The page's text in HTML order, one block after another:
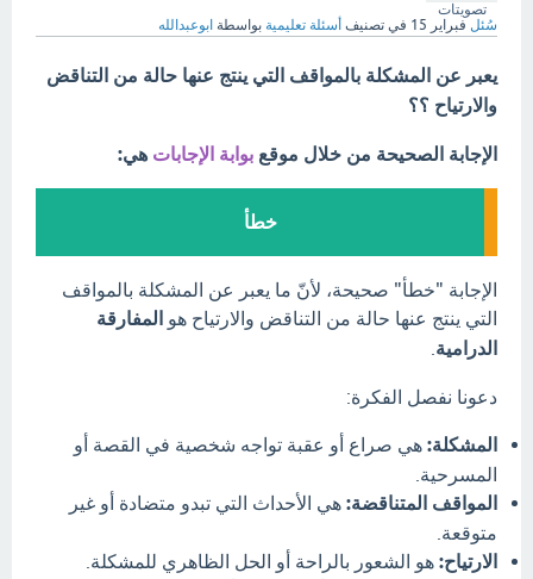
تصويتات
سُئل فبراير 15 في تصنيف أسئلة تعليمية بواسطة ابوعبدالله
يعبر عن المشكلة بالمواقف التي ينتج عنها حالة من التناقض
والارتياح ؟؟
الإجابة الصحيحة من خلال موقع بوابة الإجابات هي:
خطأ
الإجابة "خطأ" صحيحة، لأنّ ما يعبر عن المشكلة بالمواقف
التي ينتج عنها حالة من التناقض والارتياح هو المفارقة
الدرامية
دعونا نفصل الفكرة:
المشكلة: هي صراع أو عقبة تواجه شخصية في القصة أو
المسرحية.
المواقف المتناقضة: هي الأحداث التي تبدو متضادة أو غير
متوقعة.
الارتياح: هو الشعور بالراحة أو الحل الظاهري للمشكلة.